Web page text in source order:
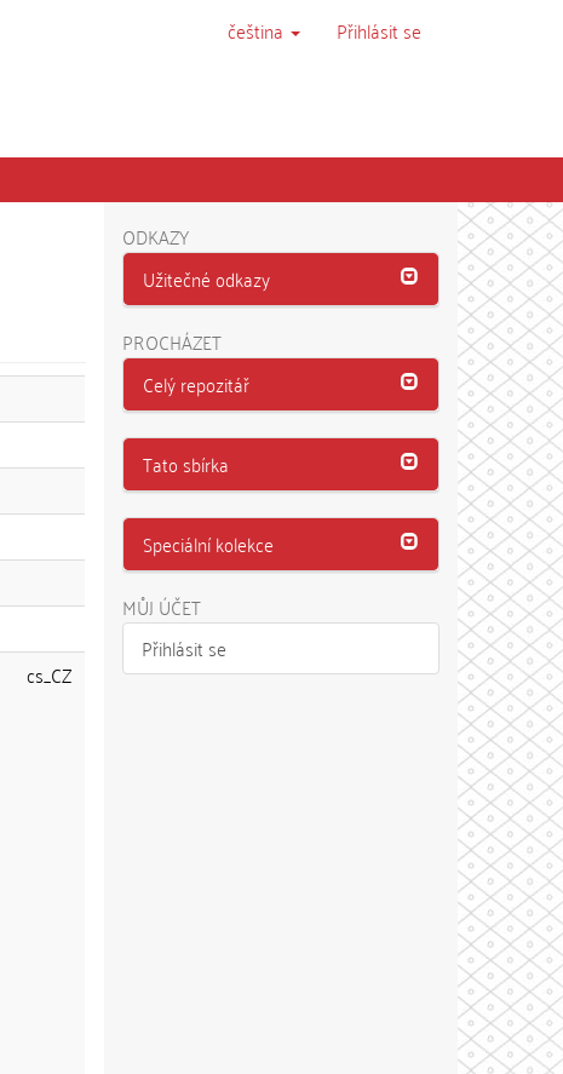
čeština Přihlásit se
cs_CZ
ODKAZY
Užitečné odkazy
PROCHÁZET
Celý repozitář
Tato sbírka
Speciální kolekce
MŮJ ÚČET
Přihlásit se